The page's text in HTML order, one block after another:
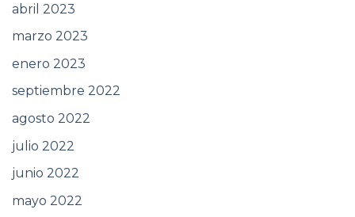
abril 2023
marzo 2023
enero 2023
septiembre 2022
agosto 2022
julio 2022
junio 2022
mayo 2022